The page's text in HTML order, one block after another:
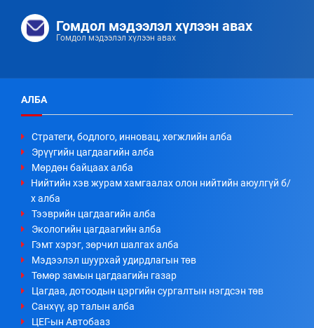
Гомдол мэдээлэл хүлээн авах
Гомдол мэдээлэл хүлээн авах
АЛБА
Стратеги, бодлого, инновац, хөгжлийн алба
Эрүүгийн цагдаагийн алба
Мөрдөн байцаах алба
Нийтийн хэв журам хамгаалах олон нийтийн аюулгүй б/
х алба
Тээврийн цагдаагийн алба
Экологийн цагдаагийн алба
Гэмт хэрэг, зөрчил шалгах алба
Мэдээлэл шуурхай удирдлагын төв
Төмөр замын цагдаагийн газар
Цагдаа, дотоодын цэргийн сургалтын нэгдсэн төв
Санхүү, ар талын алба
ЦЕГ-ын Автобааз